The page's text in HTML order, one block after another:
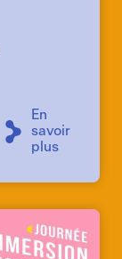
En
savoir
plus